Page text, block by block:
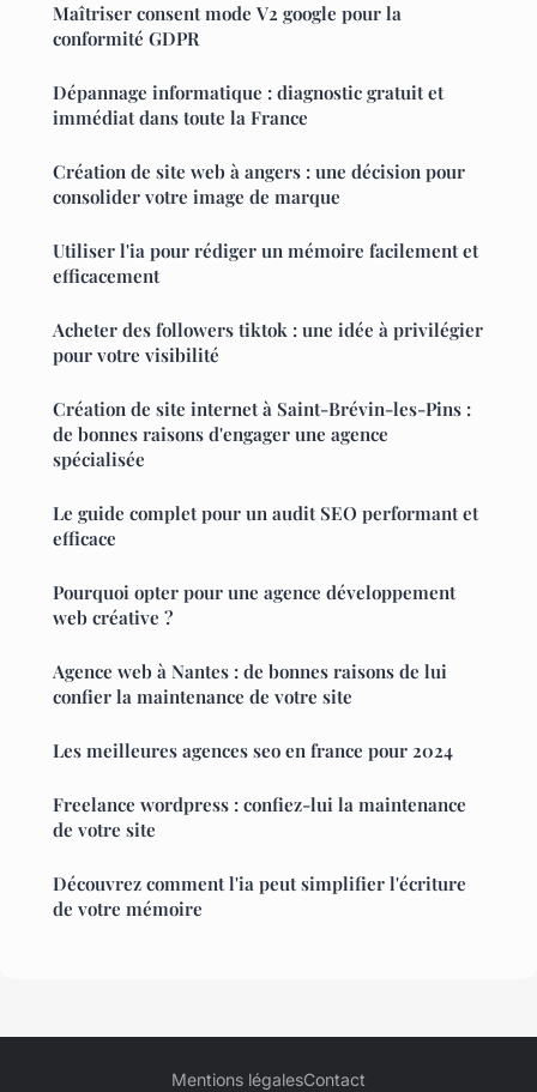
Maîtriser consent mode V2 google pour la
conformité GDPR
Dépannage informatique : diagnostic gratuit et
immédiat dans toute la France
Création de site web à angers : une décision pour
consolider votre image de marque
Utiliser l'ia pour rédiger un mémoire facilement et
efficacement
Acheter des followers tiktok : une idée à privilégier
pour votre visibilité
Création de site internet à Saint-Brévin-les-Pins :
de bonnes raisons d'engager une agence
spécialisée
Le guide complet pour un audit SEO performant et
efficace
Pourquoi opter pour une agence développement
web créative ?
Agence web à Nantes : de bonnes raisons de lui
confier la maintenance de votre site
Les meilleures agences seo en france pour 2024
Freelance wordpress : confiez-lui la maintenance
de votre site
Découvrez comment l'ia peut simplifier l'écriture
de votre mémoire
Mentions légalesContact